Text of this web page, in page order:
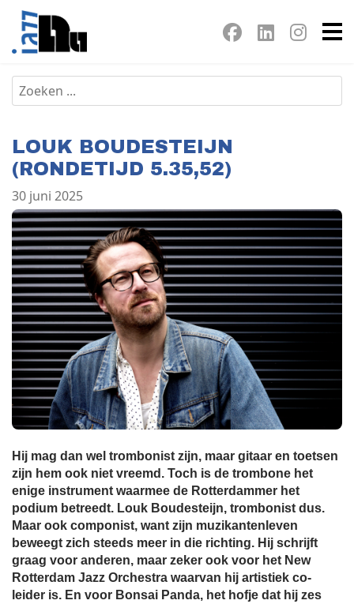
LOUK BOUDESTEIJN
(RONDETIJD 5.35,52)
30 juni 2025
Hij mag dan wel trombonist zijn, maar gitaar en toetsen
zijn hem ook niet vreemd. Toch is de trombone het
enige instrument waarmee de Rotterdammer het
podium betreedt. Louk Boudesteijn, trombonist dus.
Maar ook componist, want zijn muzikantenleven
beweegt zich steeds meer in die richting. Hij schrijft
graag voor anderen, maar zeker ook voor het New
Rotterdam Jazz Orchestra waarvan hij artistiek co-
leider is. En voor Bonsai Panda, het hofje dat hij zes